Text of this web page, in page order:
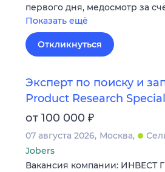
первого дня, медосмотр за
Показать ещё
Откликнуться
Эксперт по поиску и
Product Research
от 100 000 ₽
07 августа 2026 Москва
Jobers
Вакансия компании: ИНВЕСТ